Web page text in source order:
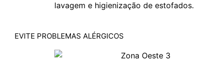
lavagem e higienização de estofados.
EVITE PROBLEMAS ALÉRGICOS